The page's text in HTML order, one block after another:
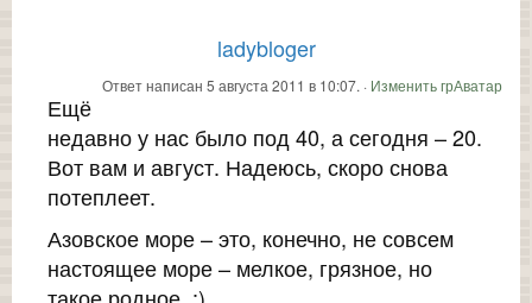
ladybloger
Ответ написан 5 августа 2011 в 10:07. · Изменить грАватар
Ещё
недавно у нас было под 40, а сегодня – 20.
Вот вам и август. Надеюсь, скоро снова
потеплеет.
Азовское море – это, конечно, не совсем
настоящее море – мелкое, грязное, но